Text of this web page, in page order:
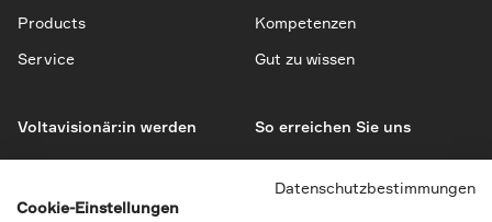
Products
Service
Kompetenzen
Gut zu wissen
Voltavisionär:in werden
Bewerbung
So erreichen Sie uns
Datenschutzbestimmungen
Cookie-Einstellungen